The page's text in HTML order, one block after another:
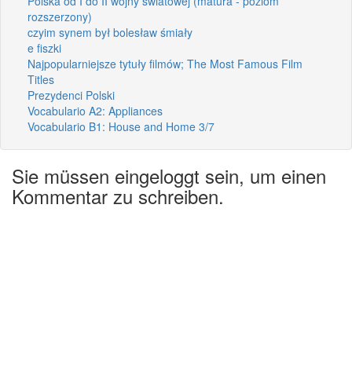
rozszerzony)
czyim synem był bolesław śmiały
e fiszki
Najpopularniejsze tytuły filmów; The Most Famous Film
Titles
Prezydenci Polski
Vocabulario A2: Appliances
Vocabulario B1: House and Home 3/7
Sie müssen eingeloggt sein, um einen
Kommentar zu schreiben.